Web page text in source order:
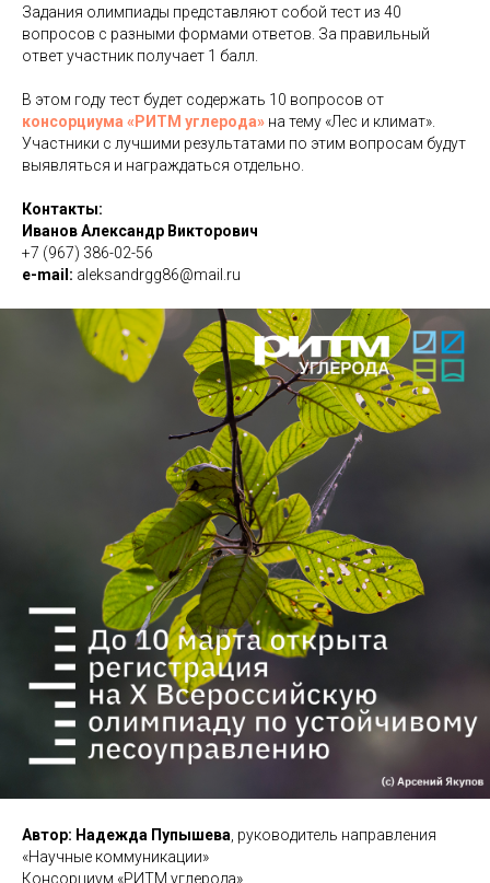
Задания олимпиады представляют собой тест из 40
вопросов с разными формами ответов. За правильный
ответ участник получает 1 балл.
В этом году тест будет содержать 10 вопросов от
консорциума «РИТМ углерода» на тему «Лес и климат».
Участники с лучшими результатами по этим вопросам будут
выявляться и награждаться отдельно.
Контакты:
Иванов Александр Викторович
+7 (967) 386-02-56
e-mail: aleksandrgg86@mail.ru
Автор: Надежда Пупышева , руководитель направления
«Научные коммуникации»
Консорциум «РИТМ углерода»